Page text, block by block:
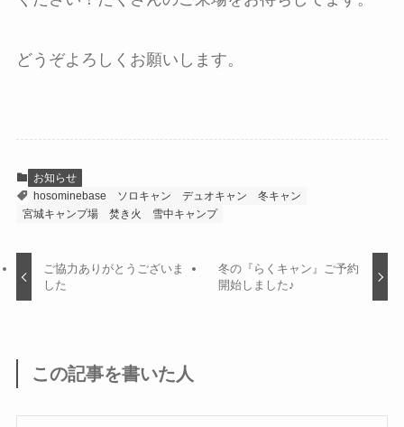
どうぞよろしくお願いします。
お知らせ
hosominebase
ソロキャン デュオキャン
冬キャン
宮城キャンプ場
焚き火 雪中キャンプ
ご協力ありがとうございま
した
冬の『らくキャン』ご予約
開始しました♪
この記事を書いた人